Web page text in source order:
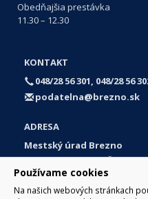
Používame cookies
Na našich webových stránkach
Obedňajšia prestávka
11.30 – 12.30
KONTAKT
048/28 56 301, 048/28 56
podatelna@brezno.sk
ADRESA
Mestský úrad Brezno
Námestie gen. M. R.
977 01 Brezno
Slovakia (Slovak Republic)